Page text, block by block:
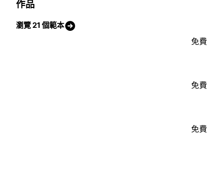
作品
瀏覽 21 個範本
免費
免費
免費